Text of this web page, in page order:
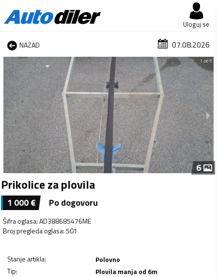
Uloguj se
NAZAD 07.08.2026
1 od 6
6
Prikolice za plovila
1 000€ Po dogovoru
Šifra oglasa:AD388685476ME
Broj pregleda oglasa:501
Stanje artikla:
Polovno
Tip:
Plovila manja od 6m